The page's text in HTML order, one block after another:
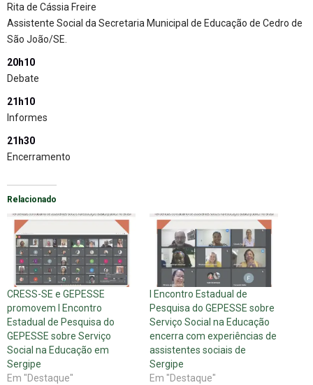
Rita de Cássia Freire
Assistente Social da Secretaria Municipal de Educação de Cedro de
São João/SE.
20h10
Debate
21h10
Informes
21h30
Encerramento
Relacionado
CRESS-SE e GEPESSE
promovem I Encontro
Estadual de Pesquisa do
GEPESSE sobre Serviço
Social na Educação em
Sergipe
Em "Destaque"
I Encontro Estadual de
Pesquisa do GEPESSE sobre
Serviço Social na Educação
encerra com experiências de
assistentes sociais de
Sergipe
Em "Destaque"